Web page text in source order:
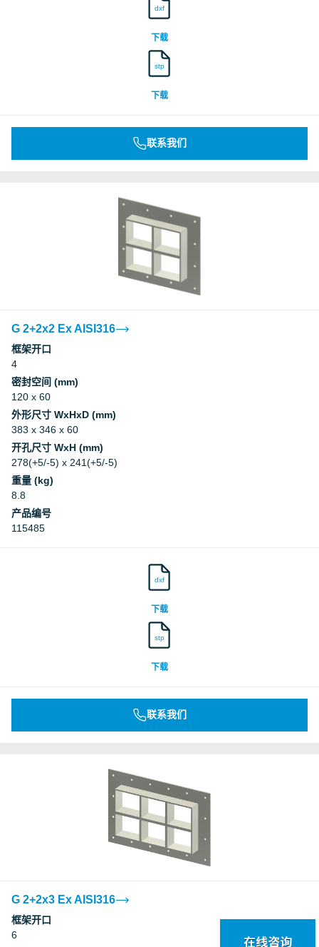
dxf
下载
stp
下载
联系我们
G 2+2x2 Ex AISI316
框架开口
4
密封空间 (mm)
120 x 60
外形尺寸 WxHxD (mm)
383 x 346 x 60
开孔尺寸 WxH (mm)
278(+5/-5) x 241(+5/-5)
重量 (kg)
8.8
产品编号
115485
dxf
下载
stp
下载
联系我们
G 2+2x3 Ex AISI316
框架开口
6